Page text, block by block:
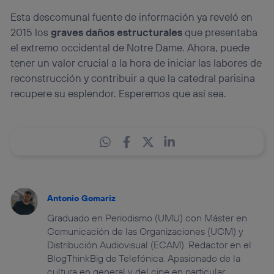
Esta descomunal fuente de información ya reveló en
2015 losgraves daños estructuralesque presentaba
el extremo occidental de Notre Dame. Ahora, puede
tener un valor crucial a la hora de iniciar las labores de
reconstrucción y contribuir a que la catedral parisina
recupere su esplendor. Esperemos que así sea.
Antonio Gomariz
Graduado en Periodismo (UMU) con Máster en
Comunicación de las Organizaciones (UCM) y
Distribución Audiovisual (ECAM). Redactor en el
BlogThinkBig de Telefónica. Apasionado de la